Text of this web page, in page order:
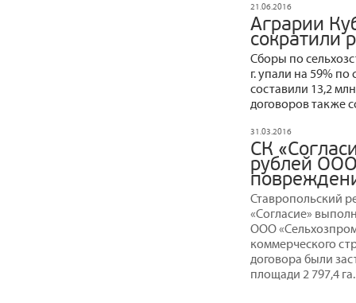
21.06.2016
Аграрии
сократили
Сборы по
г. упали на 59%
составили 13,2
договоров также
31.03.2016
СК
рублей
Ставропольский
«Согласие»
ООО
коммерческого
договора были
площади 2 797,4 га.